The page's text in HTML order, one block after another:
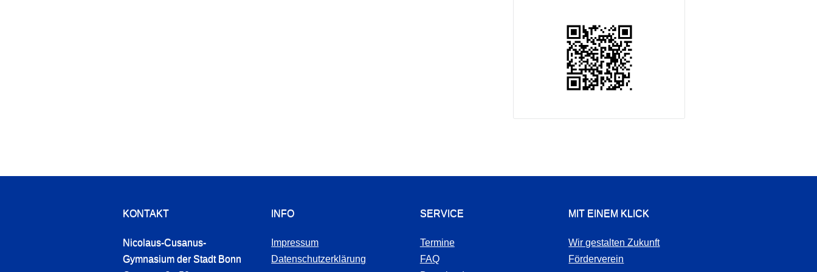
KONTAKT
Nicolaus-Cusanus-
Gymnasium der Stadt Bonn
INFO
Impressum
Datenschutzerklärung
SERVICE
Termine
FAQ
MIT EINEM KLICK
Wir gestalten Zukunft
Förderverein